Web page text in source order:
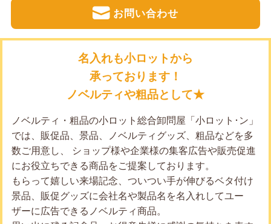
お問い合わせ
名入れも小ロットから
承っております！
ノベルティや粗品として★
ノベルティ・粗品の小ロット総合卸問屋「小ロット･ン」
では、販促品、景品、ノベルティグッズ、粗品などを多
数ご用意し、 ショップ様や企業様の集客広告や販売促進
にお役立ちできる商品をご提案しております。
もらって嬉しい来場記念、ついつい手が伸びるベタ付け
景品、販促グッズに会社名や製品名を名入れしてユー
ザーに広告できるノベルティ商品。